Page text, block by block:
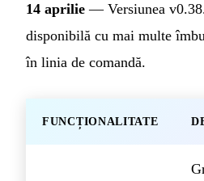
14 aprilie — Versiunea
disponibilă cu mai multe
în linia de comandă.
FUNCȚIONALITATE